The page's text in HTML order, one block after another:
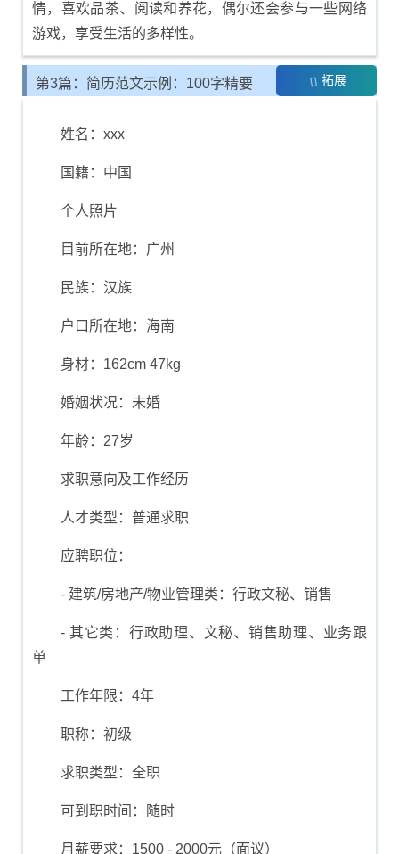
情，喜欢品茶、阅读和养花，偶尔还会参与一些网络
游戏，享受生活的多样性。
第3篇：简历范文示例：100字精要 拓展
姓名：xxx
国籍：中国
个人照片
目前所在地：广州
民族：汉族
户口所在地：海南
身材：162cm 47kg
婚姻状况：未婚
年龄：27岁
求职意向及工作经历
人才类型：普通求职
应聘职位：
- 建筑/房地产/物业管理类：行政文秘、销售
- 其它类：行政助理、文秘、销售助理、业务跟
单
工作年限：4年
职称：初级
求职类型：全职
可到职时间：随时
月薪要求：1500 - 2000元（面议）